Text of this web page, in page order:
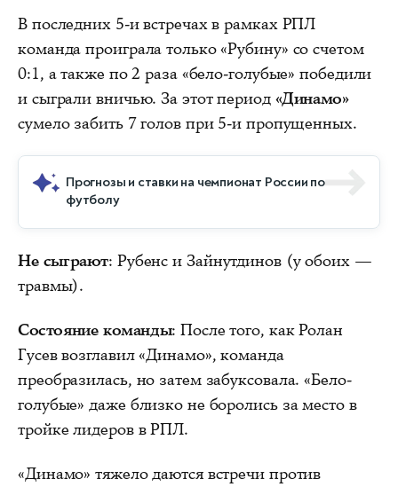
В последних 5-и встречах в рамках РПЛ
команда проиграла только «Рубину» со счетом
0:1, а также по 2 раза «бело-голубые» победили
и сыграли вничью. За этот период «Динамо»
сумело забить 7 голов при 5-и пропущенных.
Прогнозы и ставки на чемпионат России по
футболу
Не сыграют: Рубенс и Зайнутдинов (у обоих —
травмы).
Состояние команды: После того, как Ролан
Гусев возглавил «Динамо», команда
преобразилась, но затем забуксовала. «Бело-
голубые» даже близко не боролись за место в
тройке лидеров в РПЛ.
«Динамо» тяжело даются встречи против